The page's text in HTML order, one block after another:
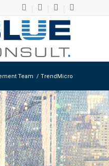
Team / TrendMicro